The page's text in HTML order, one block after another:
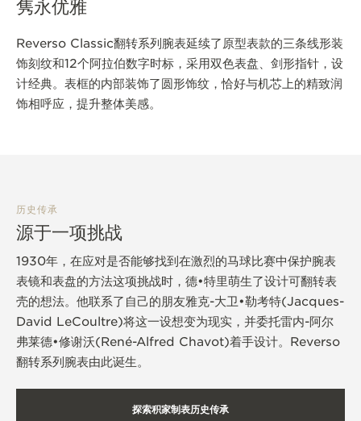
隽永优雅
Reverso Classic翻转系列腕表延续了原型表款的三条线形装
饰刻纹和12个阿拉伯数字时标，采用双色表盘、剑形指针，设
计经典。表框的内部装饰了圆形饰纹，恰好与机芯上的精致润
饰相呼应，提升整体美感。
历史传承
源于一项挑战
1930年，在应对是否能够找到在激烈的马球比赛中保护腕表
表镜和表盘的方法这项挑战时，德•特里萌生了设计可翻转表
壳的想法。他联系了自己的朋友雅克-大卫•勒考特(Jacques-
David LeCoultre)将这一设想变为现实，并委托雷内-阿尔
弗莱德•修谢沃(René-Alfred Chavot)着手设计。Reverso
翻转系列腕表由此诞生。
探索积家制表历史传承